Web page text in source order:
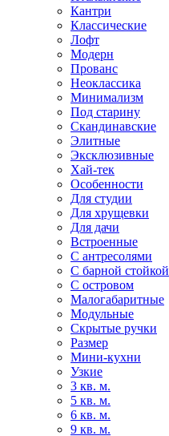
Кантри
Классические
Лофт
Модерн
Прованс
Неоклассика
Минимализм
Под старину
Скандинавские
Элитные
Эксклюзивные
Хай-тек
Особенности
Для студии
Для хрущевки
Для дачи
Встроенные
С антресолями
С барной стойкой
С островом
Малогабаритные
Модульные
Скрытые ручки
Размер
Мини-кухни
Узкие
3 кв. м.
5 кв. м.
6 кв. м.
9 кв. м.